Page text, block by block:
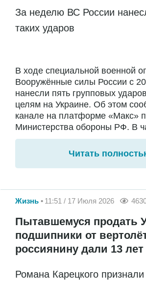
За неделю ВС России
таких ударов
В ходе специальной военной
Вооружённые силы России с
нанесли пять групповых
целям на Украине. Об этом
канале на платформе «Макс»
Министерства обороны РФ. В
Читать
Жизнь 11:51 / 17 Июля 2026
Пытавшемуся продать
подшипники от
россиянину дали 13 лет
Романа Карецкого